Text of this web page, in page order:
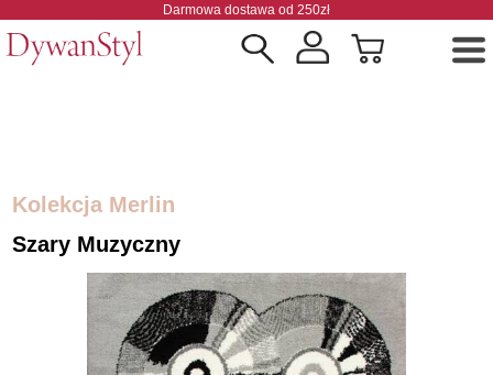
Darmowa dostawa od 250zł
Kolekcja Merlin
Szary Muzyczny